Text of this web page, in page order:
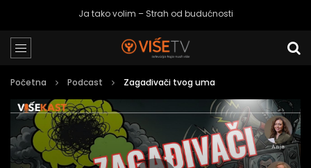
Ja tako volim – Strah od budućnosti
Početna Podcast Zagađivači tvog uma